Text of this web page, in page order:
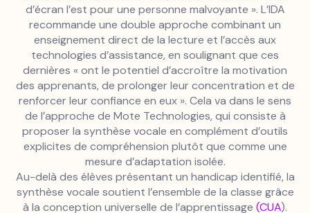
d’écran l’est pour une personne malvoyante ». L’IDA
recommande une double approche combinant un
enseignement direct de la lecture et l’accès aux
technologies d’assistance, en soulignant que ces
dernières « ont le potentiel d’accroître la motivation
des apprenants, de prolonger leur concentration et de
renforcer leur confiance en eux ». Cela va dans le sens
de l’approche de Mote Technologies, qui consiste à
proposer la synthèse vocale en complément d’outils
explicites de compréhension plutôt que comme une
mesure d’adaptation isolée.
Au-delà des élèves présentant un handicap identifié, la
synthèse vocale soutient l’ensemble de la classe grâce
à la conception universelle de l’apprentissage (CUA).